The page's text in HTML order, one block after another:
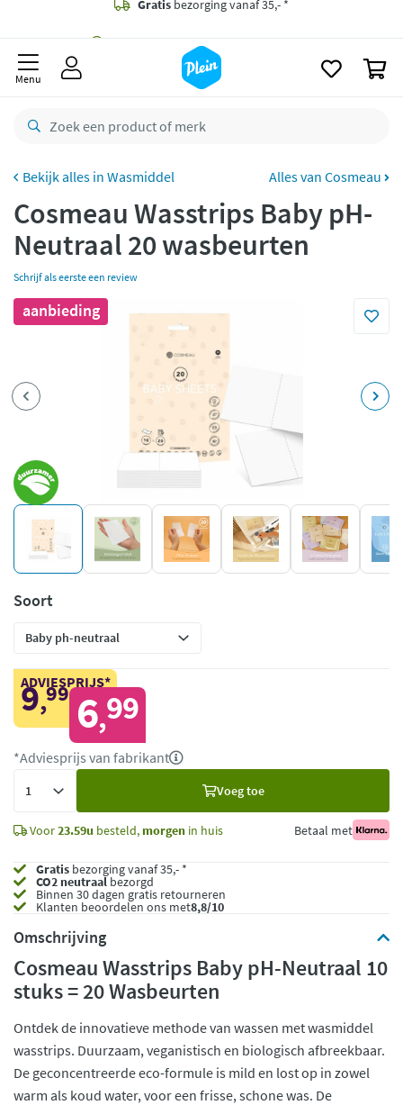
besteld,
retourneren
CO2 neutraal
Betaal met Klarna
Menu
Wasmiddel Alles van Cosmeau
Cosmeau Wasstrips Baby pH-
Neutraal 20 wasbeurten
Schrijf als eerste een review
aanbieding
Soort
ADVIESPRIJS*
9,99 6,99
*Adviesprijs van fabrikant
Voeg toe
Voor23.59u besteld, morgen in huis Betaal met
Gratis bezorging vanaf 35,- *
CO2 neutraalbezorgd
Binnen 30 dagen gratis retourneren
Klanten beoordelen ons met8,8/10
Omschrijving
Cosmeau Wasstrips Baby pH-Neutraal 10
stuks = 20 Wasbeurten
Ontdek de innovatieve methode van wassen met wasmiddel
wasstrips. Duurzaam, veganistisch en biologisch afbreekbaar.
De geconcentreerde eco-formule is mild en lost op in zowel
warm als koud water, voor een frisse, schone was. De